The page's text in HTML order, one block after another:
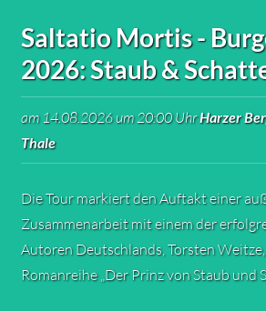
Saltatio Mortis -
2026: Staub &
am 14.08.2026 um 20:00 UhrHarzer
Thale
Die Tour markiert den Auftakt einer
Zusammenarbeit mit einem der
Autoren Deutschlands, Torsten
Romanreihe „Der Prinz von Staub und